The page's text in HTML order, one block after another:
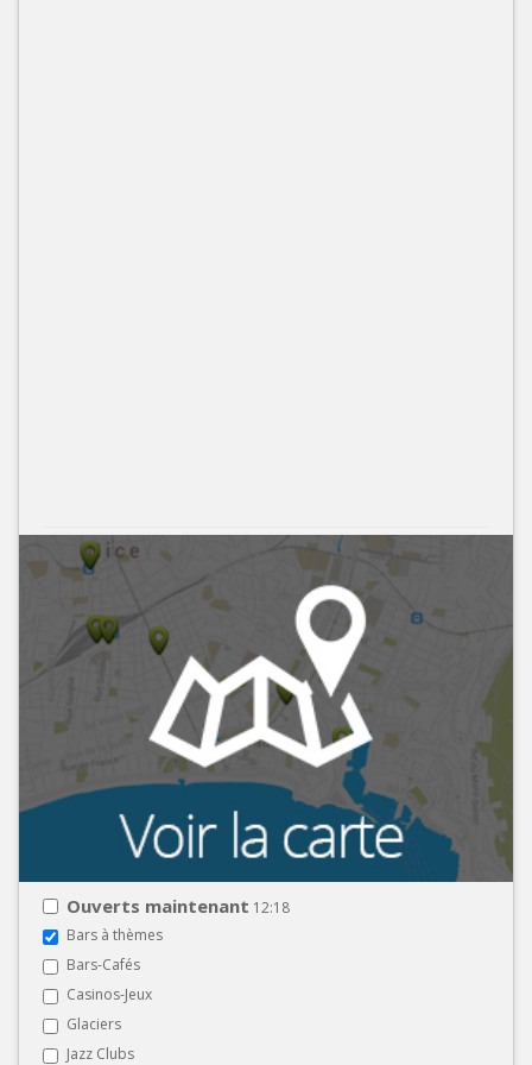
Ouverts maintenant 12:18
Bars à thèmes
Bars-Cafés
Casinos-Jeux
Glaciers
Jazz Clubs